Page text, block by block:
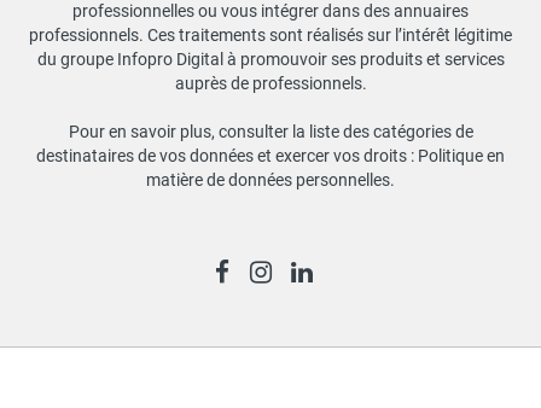
professionnelles ou vous intégrer dans des annuaires
professionnels. Ces traitements sont réalisés sur l’intérêt légitime
du groupe Infopro Digital à promouvoir ses produits et services
auprès de professionnels.
Pour en savoir plus, consulter la liste des catégories de
destinataires de vos données et exercer vos droits : Politique en
matière de données personnelles.